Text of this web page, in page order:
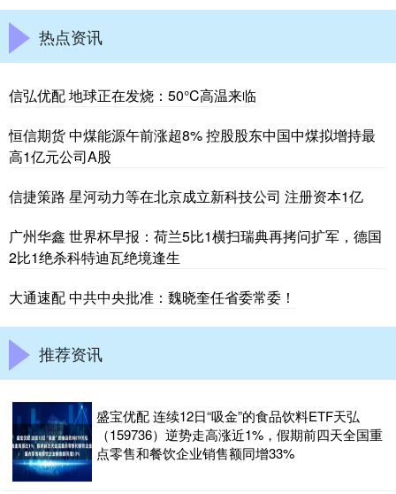
热点资讯
信弘优配 地球正在发烧：50°C高温来临
恒信期货 中煤能源午前涨超8% 控股股东中国中煤拟增持最
高1亿元公司A股
信捷策路 星河动力等在北京成立新科技公司 注册资本1亿
广州华鑫 世界杯早报：荷兰5比1横扫瑞典再拷问扩军，德国
2比1绝杀科特迪瓦绝境逢生
大通速配 中共中央批准：魏晓奎任省委常委！
推荐资讯
盛宝优配 连续12日“吸金”的食品饮料ETF天弘
（159736）逆势走高涨近1%，假期前四天全国重
点零售和餐饮企业销售额同增33%